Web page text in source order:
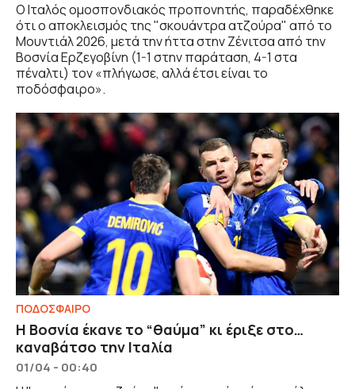
Ο Ιταλός ομοσπονδιακός προπονητής, παραδέχθηκε
ότι ο αποκλεισμός της "σκουάντρα ατζούρα" από το
Μουντιάλ 2026, μετά την ήττα στην Ζένιτσα από την
Βοσνία Ερζεγοβίνη (1-1 στην παράταση, 4-1 στα
πέναλτι) τον «πλήγωσε, αλλά έτσι είναι το
ποδόσφαιρο».
ΠΟΔΟΣΦΑΙΡΟ
Η Βοσνία έκανε το “θαύμα” κι έριξε στο…
καναβάτσο την Ιταλία
01/04 - 00:40